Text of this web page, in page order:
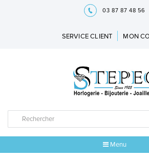
03 87 87 48 56
SERVICE CLIENT MON
Menu